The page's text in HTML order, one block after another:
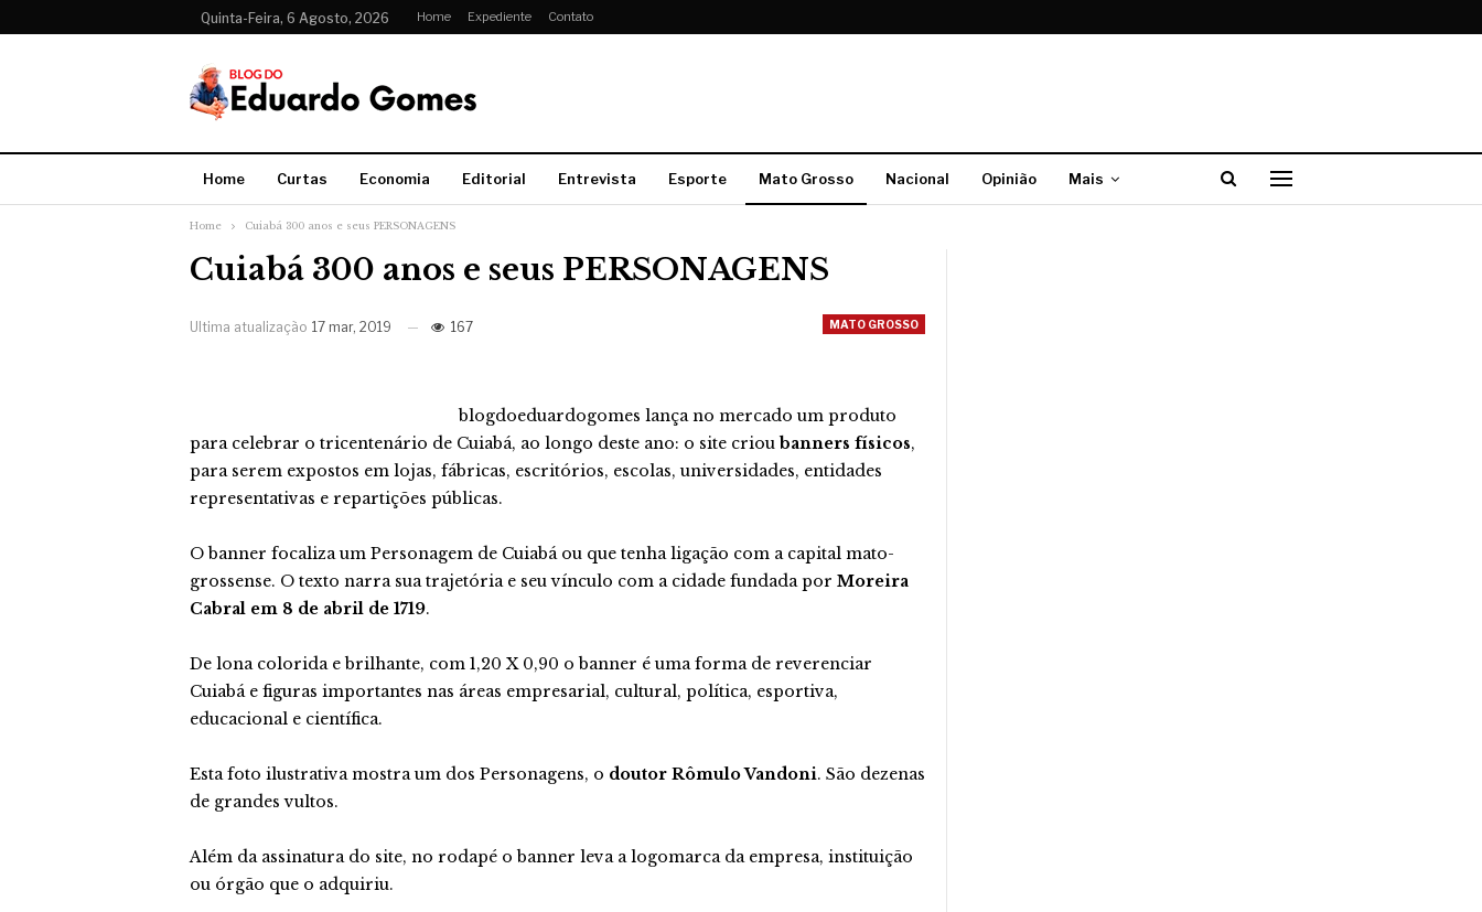
Quinta-Feira, 6 Agosto, 2026 Home Expediente Contato
Home Curtas Economia Editorial Entrevista Esporte Mato Grosso Nacional Opinião Mais
Home Cuiabá 300 anos e seus PERSONAGENS
Cuiabá 300 anos e seus PERSONAGENS
MATO GROSSO
Ultima atualização 17 mar, 2019 167
blogdoeduardogomes lança no mercado um produto
para celebrar o tricentenário de Cuiabá, ao longo deste ano: o site crioubanners físicos,
para serem expostos em lojas, fábricas, escritórios, escolas, universidades, entidades
representativas e repartições públicas.
O banner focaliza um Personagem de Cuiabá ou que tenha ligação com a capital mato-
grossense. O texto narra sua trajetória e seu vínculo com a cidade fundada por Moreira
Cabral em 8 de abril de 1719.
De lona colorida e brilhante, com 1,20 X 0,90 o banner é uma forma de reverenciar
Cuiabá e figuras importantes nas áreas empresarial, cultural, política, esportiva,
educacional e científica.
Esta foto ilustrativa mostra um dos Personagens, o doutor Rômulo Vandoni. São dezenas
de grandes vultos.
Além da assinatura do site, no rodapé o banner leva a logomarca da empresa, instituição
ou órgão que o adquiriu.